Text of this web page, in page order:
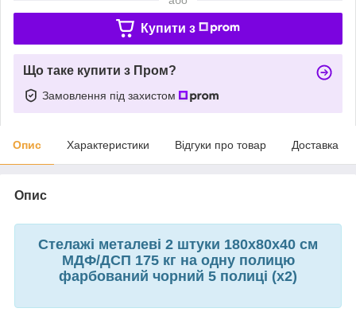
Купити з
Що таке купити з Пром?
Замовлення під захистом
Опис Характеристики Відгуки про товар Доставка
Опис
Стелажі металеві 2 штуки 180х80х40 см
МДФ/ДСП 175 кг на одну полицю
фарбований чорний 5 полиці (х2)